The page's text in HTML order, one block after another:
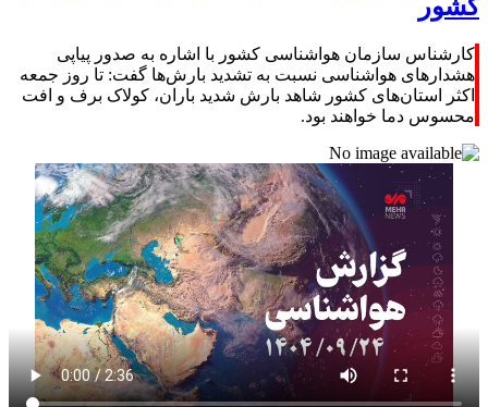
کشور
کارشناس سازمان هواشناسی کشور با اشاره به صدور پیاپی
هشدارهای هواشناسی نسبت به تشدید بارش‌ها گفت: تا روز جمعه
اکثر استان‌های کشور شاهد بارش شدید باران، کولاک برف و افت
محسوس دما خواهند بود.